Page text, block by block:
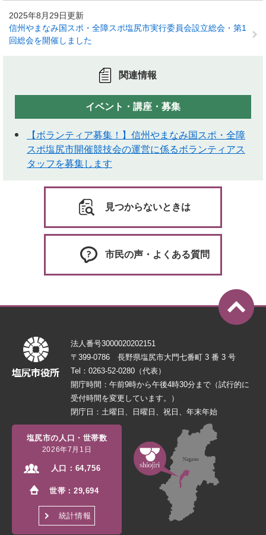
2025年8月29日更新
信州やまなみ国スポ・全障スポ塩尻市実行委員会設立総会・第1
回総会を開催しました
関連情報
イベント・講座・募集
【ボランティア募集！】信州やまなみ国スポ・全障
スポ塩尻市開催競技会の運営に係るボランティアス
タッフを募集します
見つからないときは
市民の声・よくある質問
法人番号3000020202151
〒399-0786 長野県塩尻市大門七番町 3 番 3 号
Tel：0263-52-0280（代表）
開庁時間：午前9時から午後4時30分まで（試行的に
受付時間を変更しています。）
閉庁日：土曜日、日曜日、祝日、年末年始
塩尻市の人口・世帯数
2026年7月1日
人口： 64,756
世帯：29,694
統計情報